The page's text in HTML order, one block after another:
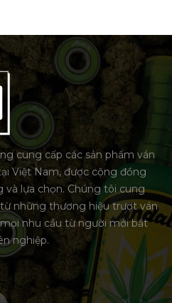
cung cấp các sản phẩm ván
Việt Nam, được cộng đồng
lựa chọn. Chúng tôi cung
những thương hiệu trượt ván
nhu cầu từ người mới bắt
nghiệp.